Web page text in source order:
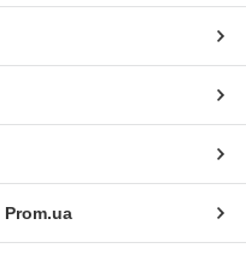
Prom.ua